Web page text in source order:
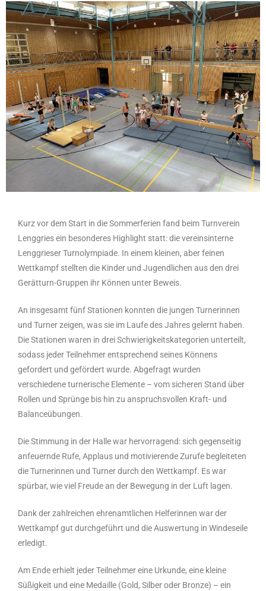
Kurz vor dem Start in die Sommerferien fand beim Turnverein
Lenggries ein besonderes Highlight statt: die vereinsinterne
Lenggrieser Turnolympiade. In einem kleinen, aber feinen
Wettkampf stellten die Kinder und Jugendlichen aus den drei
Gerätturn-Gruppen ihr Können unter Beweis.
An insgesamt fünf Stationen konnten die jungen Turnerinnen
und Turner zeigen, was sie im Laufe des Jahres gelernt haben.
Die Stationen waren in drei Schwierigkeitskategorien unterteilt,
sodass jeder Teilnehmer entsprechend seines Könnens
gefordert und gefördert wurde. Abgefragt wurden
verschiedene turnerische Elemente – vom sicheren Stand über
Rollen und Sprünge bis hin zu anspruchsvollen Kraft- und
Balanceübungen.
Die Stimmung in der Halle war hervorragend: sich gegenseitig
anfeuernde Rufe, Applaus und motivierende Zurufe begleiteten
die Turnerinnen und Turner durch den Wettkampf. Es war
spürbar, wie viel Freude an der Bewegung in der Luft lagen.
Dank der zahlreichen ehrenamtlichen Helferinnen war der
Wettkampf gut durchgeführt und die Auswertung in Windeseile
erledigt.
Am Ende erhielt jeder Teilnehmer eine Urkunde, eine kleine
Süßigkeit und eine Medaille (Gold, Silber oder Bronze) – ein